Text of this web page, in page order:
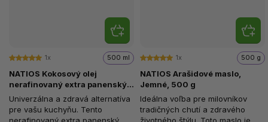
NATIOS Kokosový olej
nerafinovaný extra panenský,
500 ml
1x 500 ml
Univerzálna a zdravá alternatíva
pre vašu kuchyňu. Tento
NATIOS Arašidové maslo,
Jemné, 500 g
1x 500 g
Ideálna voľba pre milovníkov
tradičných chutí a zdravého